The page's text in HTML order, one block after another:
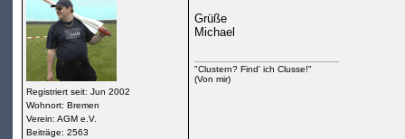
Registriert seit: Jun 2002
Wohnort: Bremen
Verein: AGM e.V.
Beiträge: 2563
Grüße
Michael
"Clustern? Find' ich Clusse!"
(Von mir)